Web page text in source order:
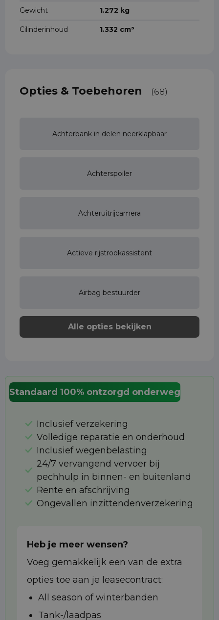
Gewicht 1.272 kg
Cilinderinhoud 1.332 cm³
Opties & Toebehoren (68)
Achterbank in delen neerklapbaar
Achterspoiler
Achteruitrijcamera
Actieve rijstrookassistent
Airbag bestuurder
Alle opties bekijken
Standaard 100% ontzorgd onderweg
Inclusief verzekering
Volledige reparatie en onderhoud
Inclusief wegenbelasting
24/7 vervangend vervoer bij
pechhulp in binnen- en buitenland
Rente en afschrijving
Ongevallen inzittendenverzekering
Heb je meer wensen?
Voeg gemakkelijk een van de extra
opties toe aan je leasecontract:
All season of winterbanden
Tank-/laadpas